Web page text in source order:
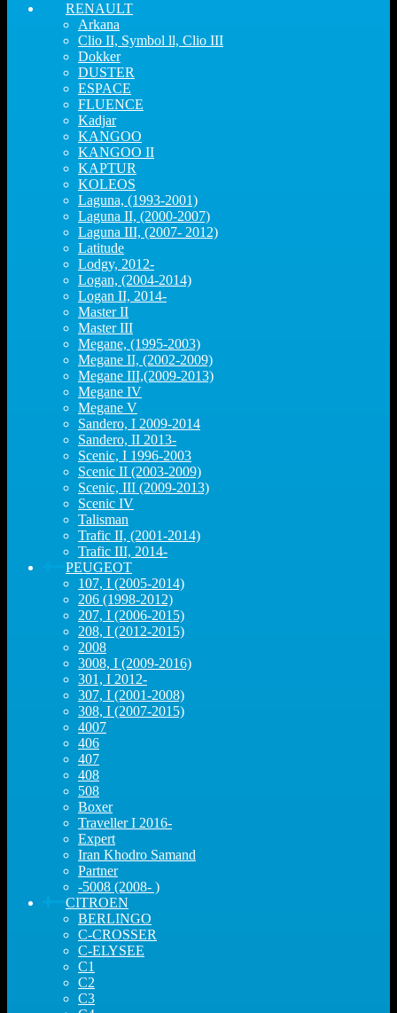
RENAULT
Arkana
Clio II, Symbol ll, Clio III
Dokker
DUSTER
ESPACE
FLUENCE
Kadjar
KANGOO
KANGOO II
KAPTUR
KOLEOS
Laguna, (1993-2001)
Laguna II, (2000-2007)
Laguna III, (2007- 2012)
Latitude
Lodgy, 2012-
Logan, (2004-2014)
Logan II, 2014-
Master II
Master III
Megane, (1995-2003)
Megane II, (2002-2009)
Megane III,(2009-2013)
Megane IV
Megane V
Sandero, I 2009-2014
Sandero, II 2013-
Scenic, I 1996-2003
Scenic II (2003-2009)
Scenic, III (2009-2013)
Scenic IV
Talisman
Trafic II, (2001-2014)
Trafic III, 2014-
PEUGEOT
107, I (2005-2014)
206 (1998-2012)
207, I (2006-2015)
208, I (2012-2015)
2008
3008, I (2009-2016)
301, I 2012-
307, I (2001-2008)
308, I (2007-2015)
4007
406
407
408
508
Boxer
Traveller I 2016-
Expert
Iran Khodro Samand
Partner
-5008 (2008- )
CITROEN
BERLINGO
C-CROSSER
C-ELYSEE
C1
C2
C3